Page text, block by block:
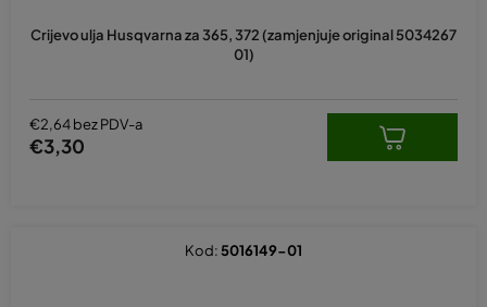
Crijevo ulja Husqvarna za 365, 372 (zamjenjuje original 5034267
01)
€2,64 bez PDV-a
€3,30
Kod: 5016149-01